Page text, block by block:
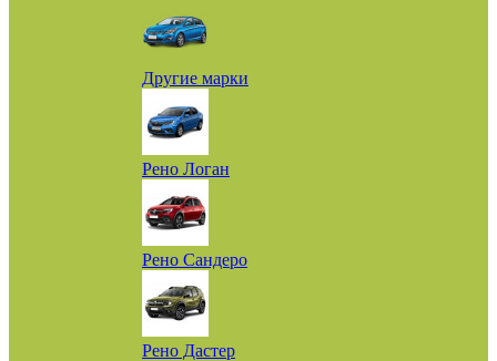
Другие марки
Рено Логан
Рено Сандеро
Рено Дастер